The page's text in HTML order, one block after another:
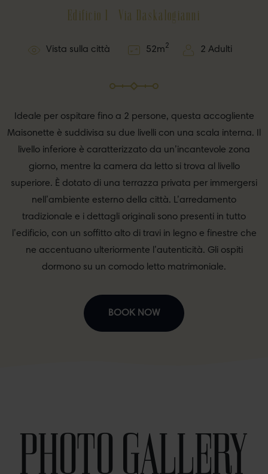
Edificio 1 - Via Daskalogianni
Vista sulla città 52m2 2 Adulti
Ideale per ospitare fino a 2 persone, questa accogliente
Maisonette è suddivisa su due livelli con una scala interna. Il
livello inferiore è caratterizzato da un’incantevole zona
giorno, mentre la camera da letto si trova al livello
superiore. È dotato di una terrazza privata per immergersi
nell’ambiente esterno della città. L’arredamento
tradizionale e i dettagli originali sono presenti in tutto
l’edificio, con un soffitto alto di travi in legno e finestre che
ne accentuano ulteriormente l’autenticità. Gli ospiti
dormono su un comodo letto matrimoniale.
BOOK NOW
PHOTO GALLERY